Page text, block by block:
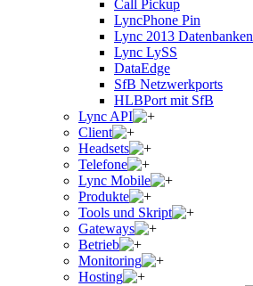
Call Pickup
LyncPhone Pin
Lync 2013 Datenbanken
Lync LySS
DataEdge
SfB Netzwerkports
HLBPort mit SfB
Lync API
Client
Headsets
Telefone
Lync Mobile
Produkte
Tools und Skript
Gateways
Betrieb
Monitoring
Hosting